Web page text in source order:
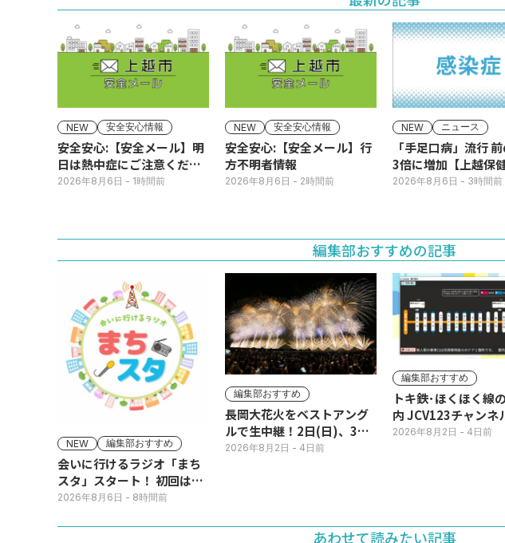
NEW 安全安心情報
安全安心:【安全メール】明
日は熱中症にご注意くださ
い
2026年8月6日 - 1時間前
NEW 安全安心情報
安全安心:【安全メール】行
方不明者情報
2026年8月6日 - 2時間前
NEW ニュース
「手足口病」流行 前の週の
3倍に増加【上越保
内】
2026年8月6日 - 3時間前
編集部おすすめの記事
NEW 編集部おすすめ
会いに行けるラジオ「まち
スタ」スタート！ 初回は11
日(火･祝) 公開生放送
2026年8月6日 - 8時間前
編集部おすすめ
長岡大花火をベストアング
ルで生中継！2日(日)、3日
(月)
2026年8月2日 - 4日前
編集部おすすめ
トキ鉄･ほくほく線
内 JCV123チャンネルで平
日毎朝表示
2026年8月2日 - 4日前
あわせて読みたい記事